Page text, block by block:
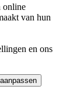
online
van hun
en ons